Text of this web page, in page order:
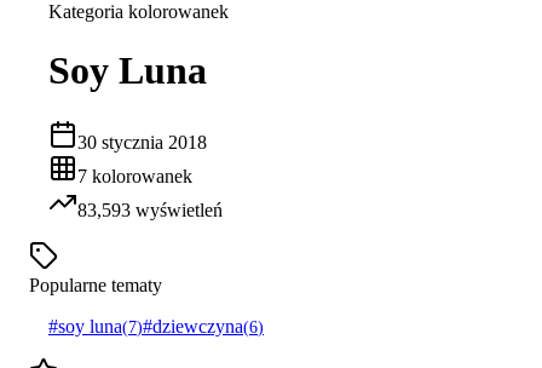
Kategoria kolorowanek
Soy Luna
30 stycznia 2018
7 kolorowanek
83,593 wyświetleń
Popularne tematy
#soy luna(7)#dziewczyna(6)